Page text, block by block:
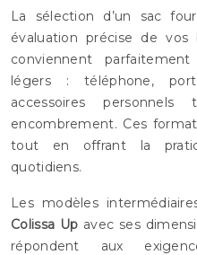
La sélection d’un sac
évaluation précise de
conviennent
légers : téléphone,
accessoires
encombrement. Ces
tout en offrant la
quotidiens.
Les modèles
Colissa Up avec ses
répondent aux